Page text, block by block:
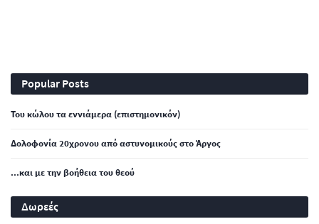
Popular Posts
Του κώλου τα εννιάμερα (επιστημονικόν)
Δολοφονία 20χρονου από αστυνομικούς στο Άργος
...και με την βοήθεια του θεού
Δωρεές